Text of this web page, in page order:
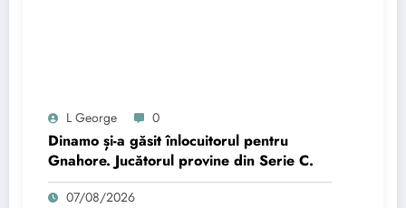
L George 0
Dinamo și-a găsit înlocuitorul pentru
Gnahore. Jucătorul provine din Serie C.
07/08/2026